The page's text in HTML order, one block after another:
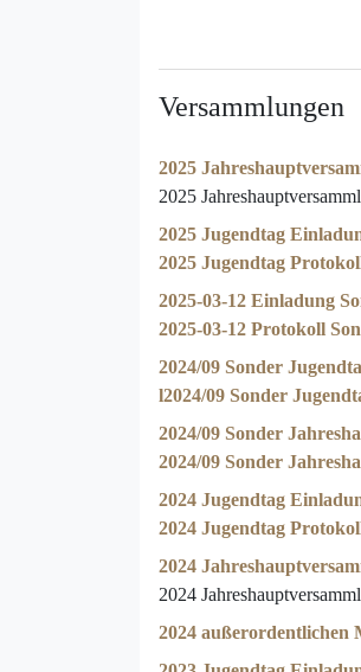
Versammlungen
2025
2025
2025 Jugendtag
2025 Jugendtag
2025-03-12 Einladung
2025-03-12 Protokoll
2024/09 Sonder
l2024/09 Sonder
2024/09 Sonder
2024/09 Sonder
2024 Jugendtag
2024 Jugendtag
2024
2024
2024 außerordentlichen